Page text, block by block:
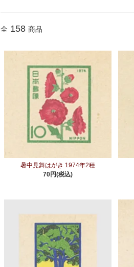
全 158 商品
暑中見舞はがき 1974年2種
70円(税込)